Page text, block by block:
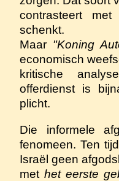
contrasteert
schenkt.
Maar "Koning
economisch
kritische
offerdienst is
plicht.
Die informele
fenomeen. Ten
Israël geen
methet eerste